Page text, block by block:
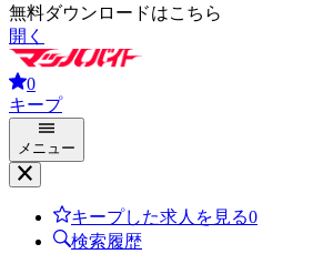
無料ダウンロードはこちら
開く
0
キープ
メニュー
キープした求人を見る0
検索履歴